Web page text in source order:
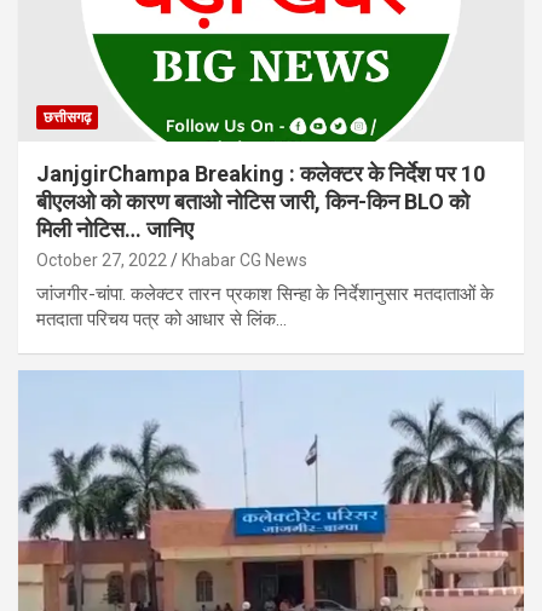
छत्तीसगढ़
JanjgirChampa Breaking : कलेक्टर के निर्देश पर 10
बीएलओ को कारण बताओ नोटिस जारी, किन-किन BLO को
मिली नोटिस… जानिए
October 27, 2022 Khabar CG News
जांजगीर-चांपा. कलेक्टर तारन प्रकाश सिन्हा के निर्देशानुसार मतदाताओं के
मतदाता परिचय पत्र को आधार से लिंक…